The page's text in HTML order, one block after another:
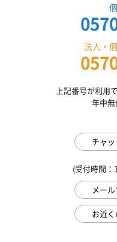
法人・
上記番号が利用
年中無
チャ
(受付時間
メー
お近